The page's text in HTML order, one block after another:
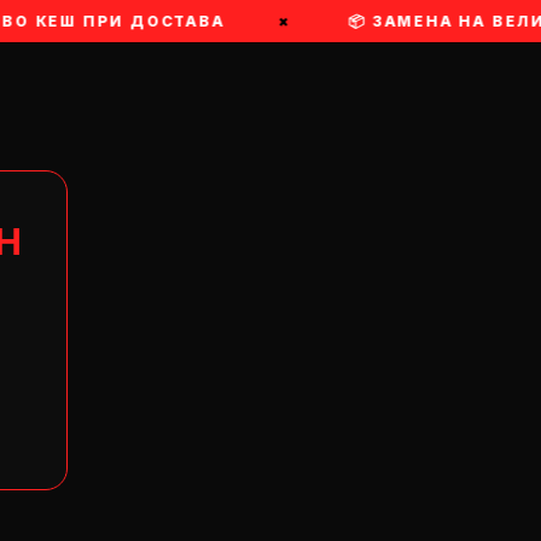
КЕШ ПРИ ДОСТАВА × 📦 ЗАМЕНА НА